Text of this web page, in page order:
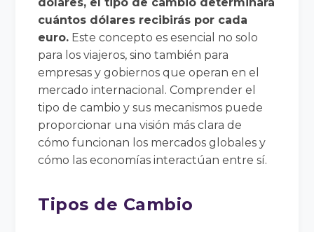
cuántos dólares recibirás por cada
euro. Este concepto es esencial no solo
para los viajeros, sino también para
empresas y gobiernos que operan en el
mercado internacional. Comprender el
tipo de cambio y sus mecanismos puede
proporcionar una visión más clara de
cómo funcionan los mercados globales y
cómo las economías interactúan entre sí.
Tipos de Cambio